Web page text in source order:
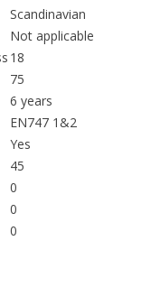
Scandinavian
Not applicable
18
75
6 years
EN747 1&2
Yes
45
0
0
0